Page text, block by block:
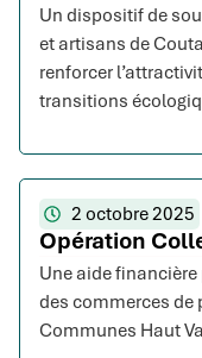
Un dispositif de
et artisans de
renforcer
transitions
2 octobre 2025
Opération
Une aide
des commerces de
Communes Haut